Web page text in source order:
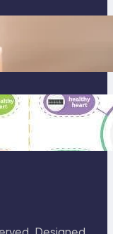
2025:
Antara